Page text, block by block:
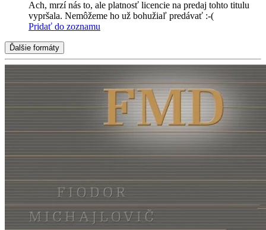
Ach, mrzí nás to, ale platnosť licencie na predaj tohto titulu
vypršala. Nemôžeme ho už bohužiaľ predávať :-(
Pridať do zoznamu
Ďalšie formáty